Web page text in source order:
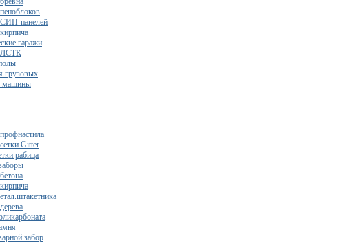
панелей
гаражи
ЛСТК
грузовых
машины
Gitter
рабица
забор